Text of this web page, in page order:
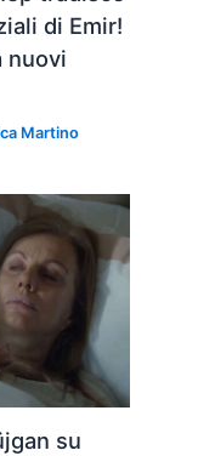
di Emir!
nuovi
Martino
su